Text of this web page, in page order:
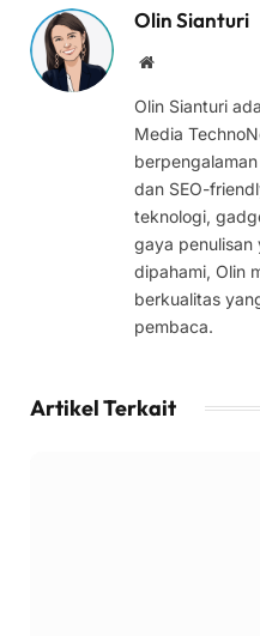
Olin Sianturi
Website
Olin Sianturi
Media
dan SEO-
teknologi,
gaya penulisan
dipahami, Olin
berkualitas
pembaca.
Artikel Terkait